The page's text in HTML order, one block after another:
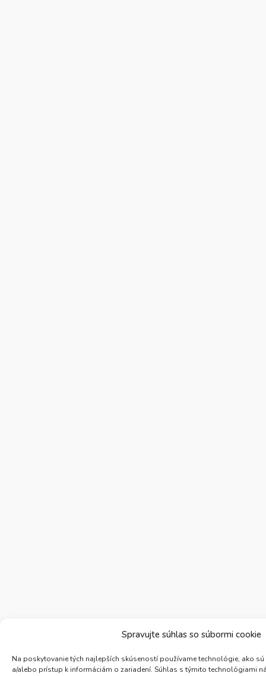
Spravujte súhlas so súbormi cookie
Na poskytovanie tých najlepších skúseností používame technológie, ako
a/alebo prístup k informáciám o zariadení. Súhlas s týmito technológiami